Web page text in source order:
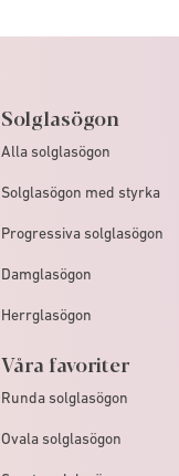
Solglasögon
Alla solglasögon
Solglasögon med styrka
Progressiva solglasögon
Damglasögon
Herrglasögon
Våra favoriter
Runda solglasögon
Ovala solglasögon